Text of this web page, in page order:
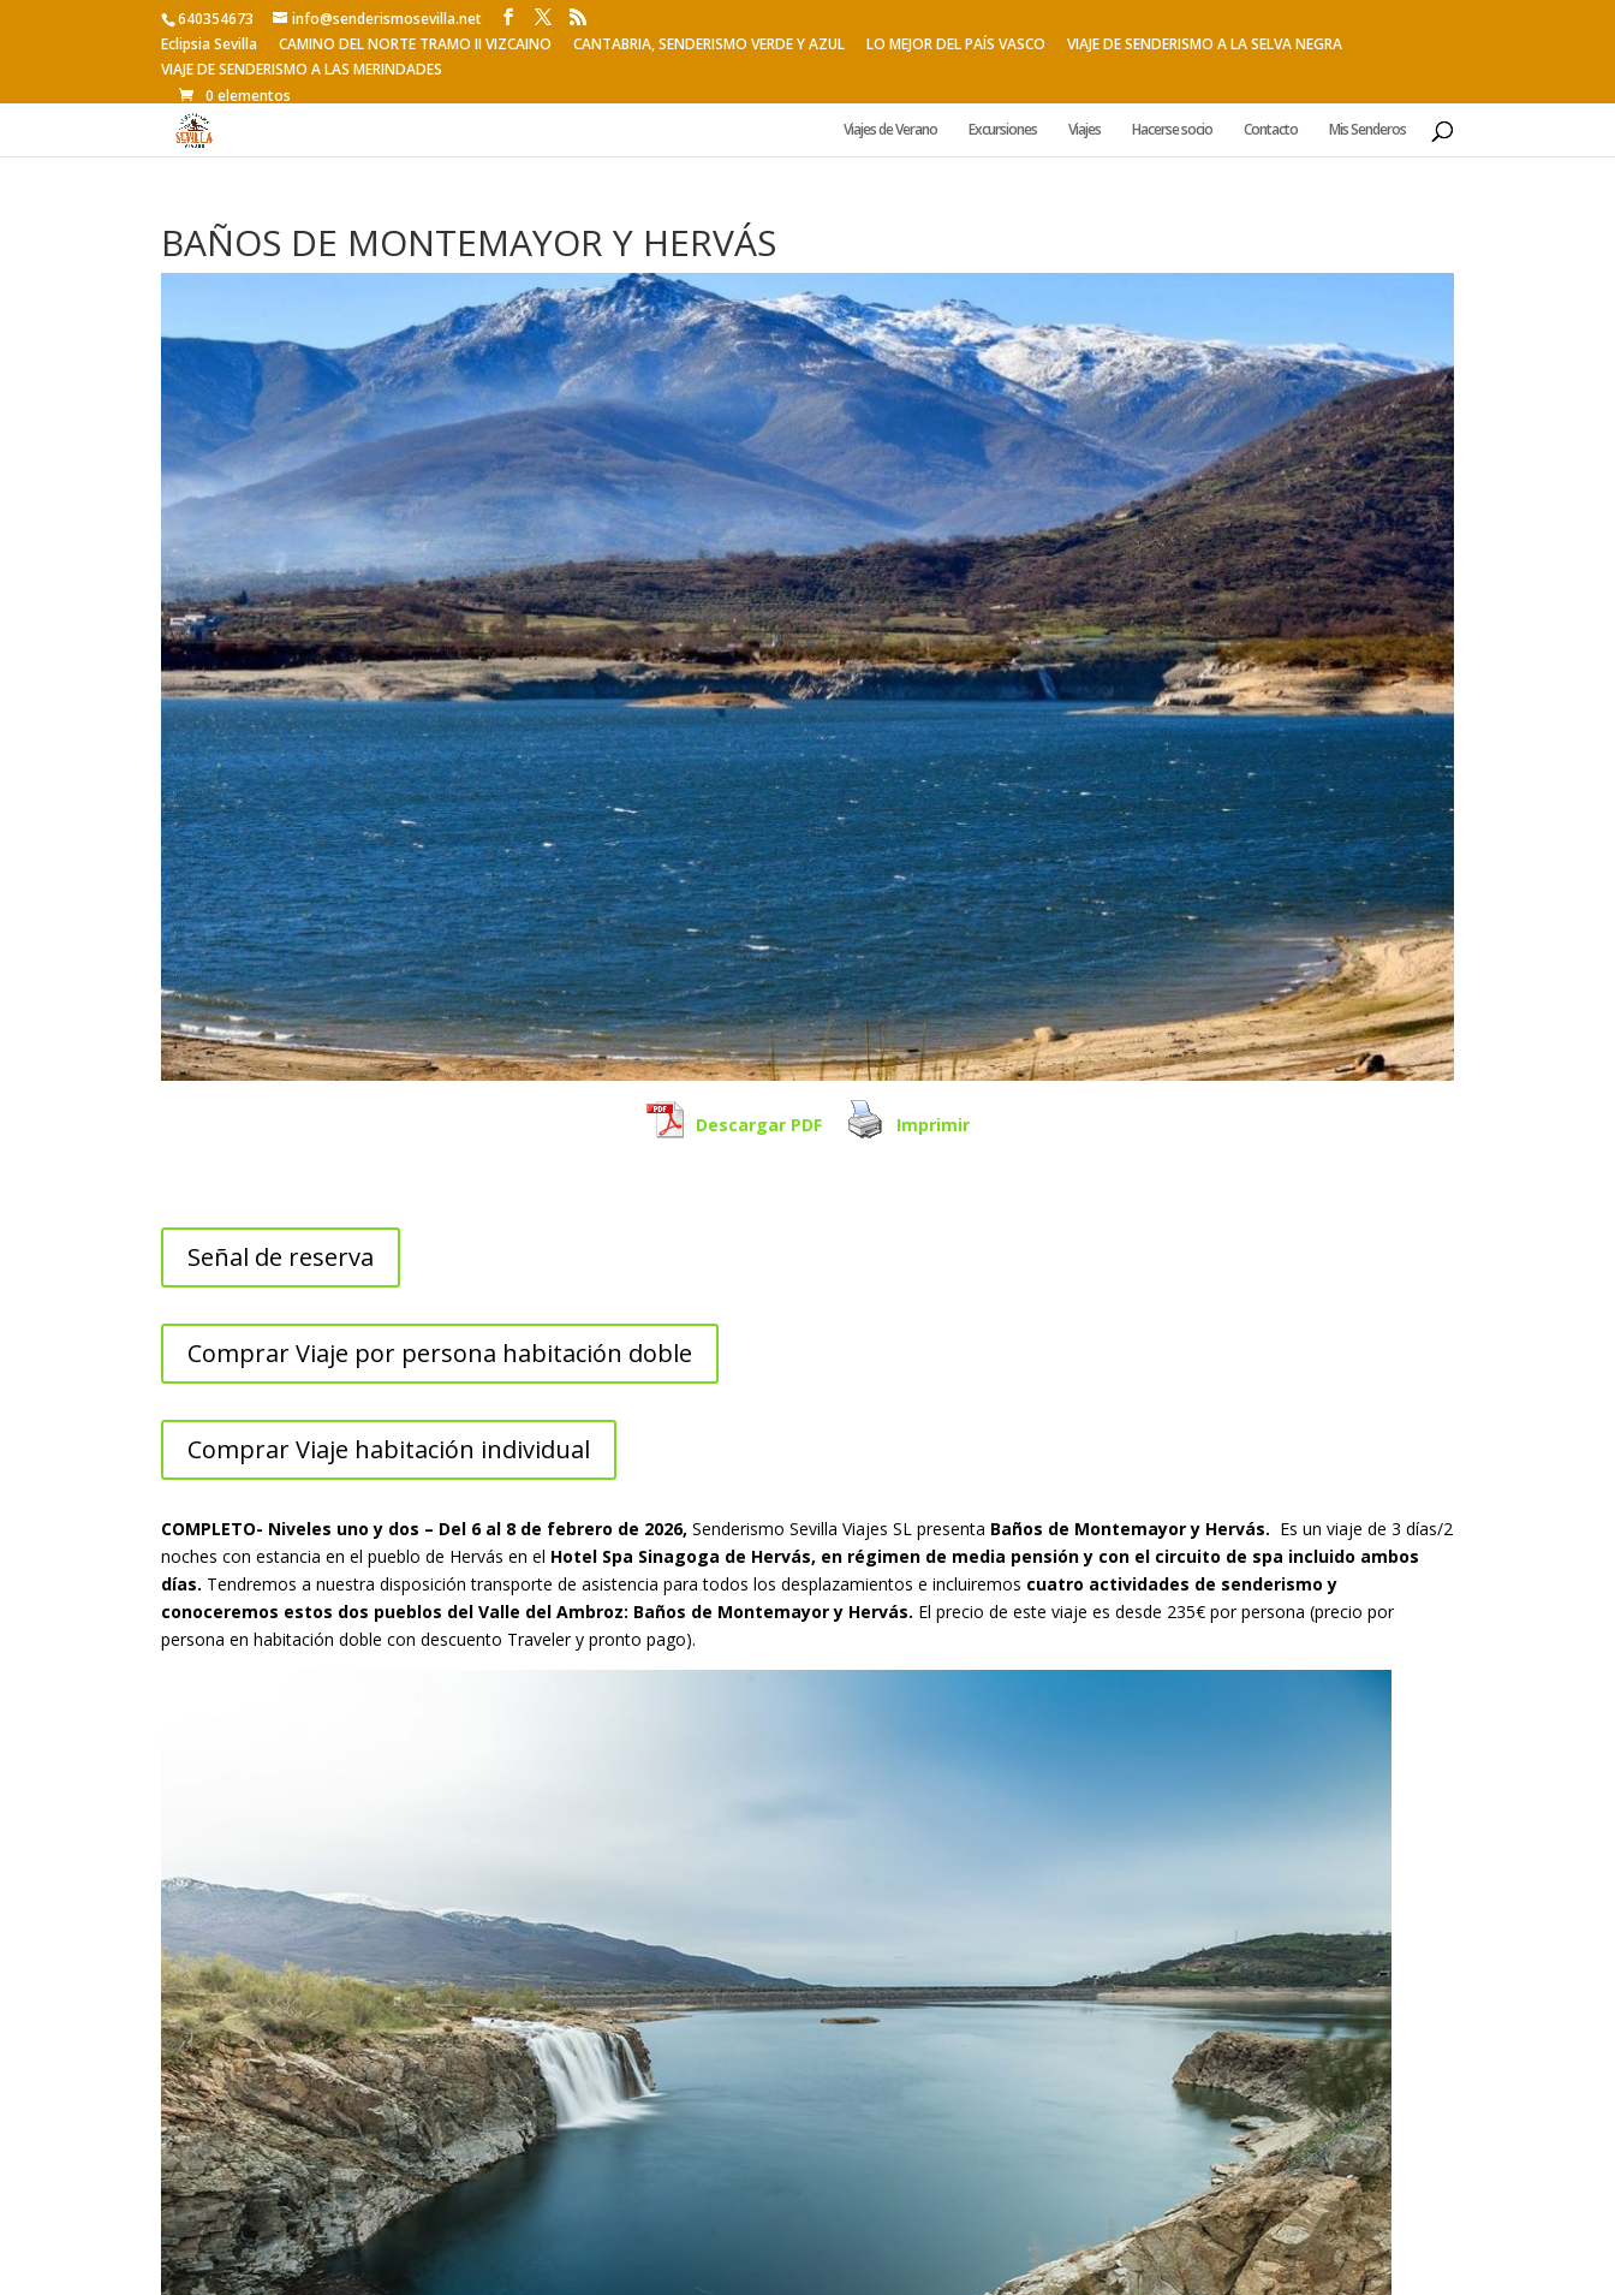
640354673
info@senderismosevilla.net
Eclipsia Sevilla
CAMINO DEL NORTE TRAMO II VIZCAINO CANTABRIA, SENDERISMO VERDE Y AZUL LO MEJOR DEL PAÍS VASCO
VIAJE DE SENDERISMO A LA SELVA NEGRA
VIAJE DE SENDERISMO A LAS MERINDADES
0 elementos
Viajes de Verano
Excursiones Viajes Hacerse socio Contacto Mis Senderos
BAÑOS DE MONTEMAYOR Y HERVÁS
Descargar PDF Imprimir
Señal de reserva
Comprar Viaje por persona habitación doble
Comprar Viaje habitación individual
COMPLETO- Niveles uno y dos – Del 6 al 8 de febrero de 2026,Senderismo Sevilla Viajes SL presenta Baños de Montemayor y Hervás. Es un viaje de 3 días/2
noches con estancia en el pueblo de Hervás en el Hotel Spa Sinagoga de Hervás, en régimen de media pensión y con el circuito de spa incluido ambos
días. Tendremos a nuestra disposición transporte de asistencia para todos los desplazamientos e incluiremos cuatro actividades de senderismo y
conoceremos estos dos pueblos del Valle del Ambroz: Baños de Montemayor y Hervás. El precio de este viaje es desde 235€ por persona (precio por
persona en habitación doble con descuento Traveler y pronto pago).